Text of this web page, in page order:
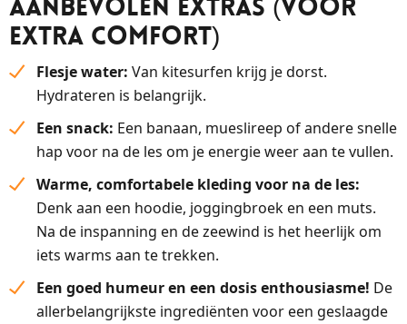
Aanbevolen Extras (Voor
extra comfort)
Flesje water: Van kitesurfen krijg je dorst.
Hydrateren is belangrijk.
Een snack: Een banaan, mueslireep of andere snelle
hap voor na de les om je energie weer aan te vullen.
Warme, comfortabele kleding voor na de les:
Denk aan een hoodie, joggingbroek en een muts.
Na de inspanning en de zeewind is het heerlijk om
iets warms aan te trekken.
Een goed humeur en een dosis enthousiasme! De
allerbelangrijkste ingrediënten voor een geslaagde